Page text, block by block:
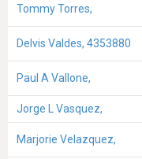
Tommy Torres,
Delvis Valdes, 4353880
Paul A Vallone,
Jorge L Vasquez,
Marjorie Velazquez,